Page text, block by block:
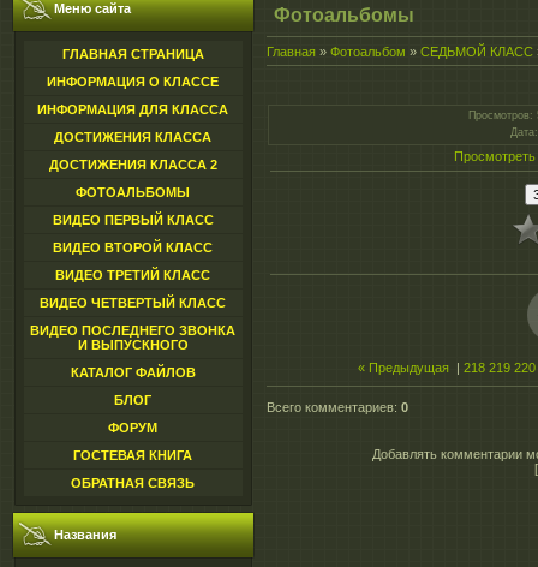
Меню сайта
ГЛАВНАЯ СТРАНИЦА
ИНФОРМАЦИЯ О КЛАССЕ
ИНФОРМАЦИЯ ДЛЯ КЛАССА
ДОСТИЖЕНИЯ КЛАССА
ДОСТИЖЕНИЯ КЛАССА 2
ФОТОАЛЬБОМЫ
ВИДЕО ПЕРВЫЙ КЛАСС
ВИДЕО ВТОРОЙ КЛАСС
ВИДЕО ТРЕТИЙ КЛАСС
ВИДЕО ЧЕТВЕРТЫЙ КЛАСС
ВИДЕО ПОСЛЕДНЕГО ЗВОНКА
И ВЫПУСКНОГО
КАТАЛОГ ФАЙЛОВ
БЛОГ
ФОРУМ
ГОСТЕВАЯ КНИГА
ОБРАТНАЯ СВЯЗЬ
Названия
Фотоальбомы
Главная » Фотоальбом » СЕДЬМОЙ КЛАСС
Просмотров:
Дата
« Предыдущая 218 219 220
Всего комментариев: 0
Добавлять комментарии